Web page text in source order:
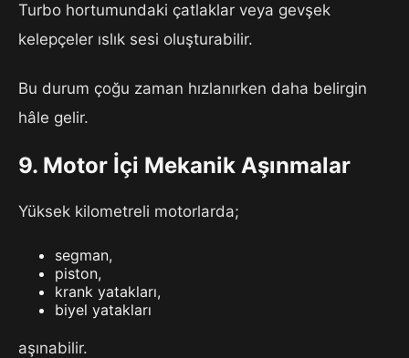
Turbo hortumundaki çatlaklar veya gevşek
kelepçeler ıslık sesi oluşturabilir.
Bu durum çoğu zaman hızlanırken daha belirgin
hâle gelir.
9. Motor İçi Mekanik Aşınmalar
Yüksek kilometreli motorlarda;
segman,
piston,
krank yatakları,
biyel yatakları
aşınabilir.